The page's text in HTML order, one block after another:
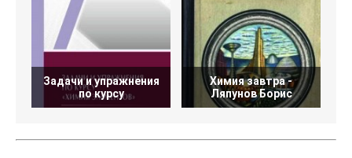
Задачи и упражнения
по курсу
Химия завтра -
Ляпунов Борис